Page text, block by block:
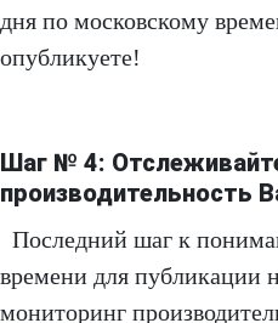
дня по московскому
опубликуете!
Шаг № 4:
производительность
Последний шаг к
времени для публикации
мониторинг